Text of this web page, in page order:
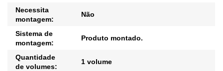
Necessita
montagem:
Não
Sistema de
montagem:
Produto montado.
Quantidade
de volumes:
1 volume